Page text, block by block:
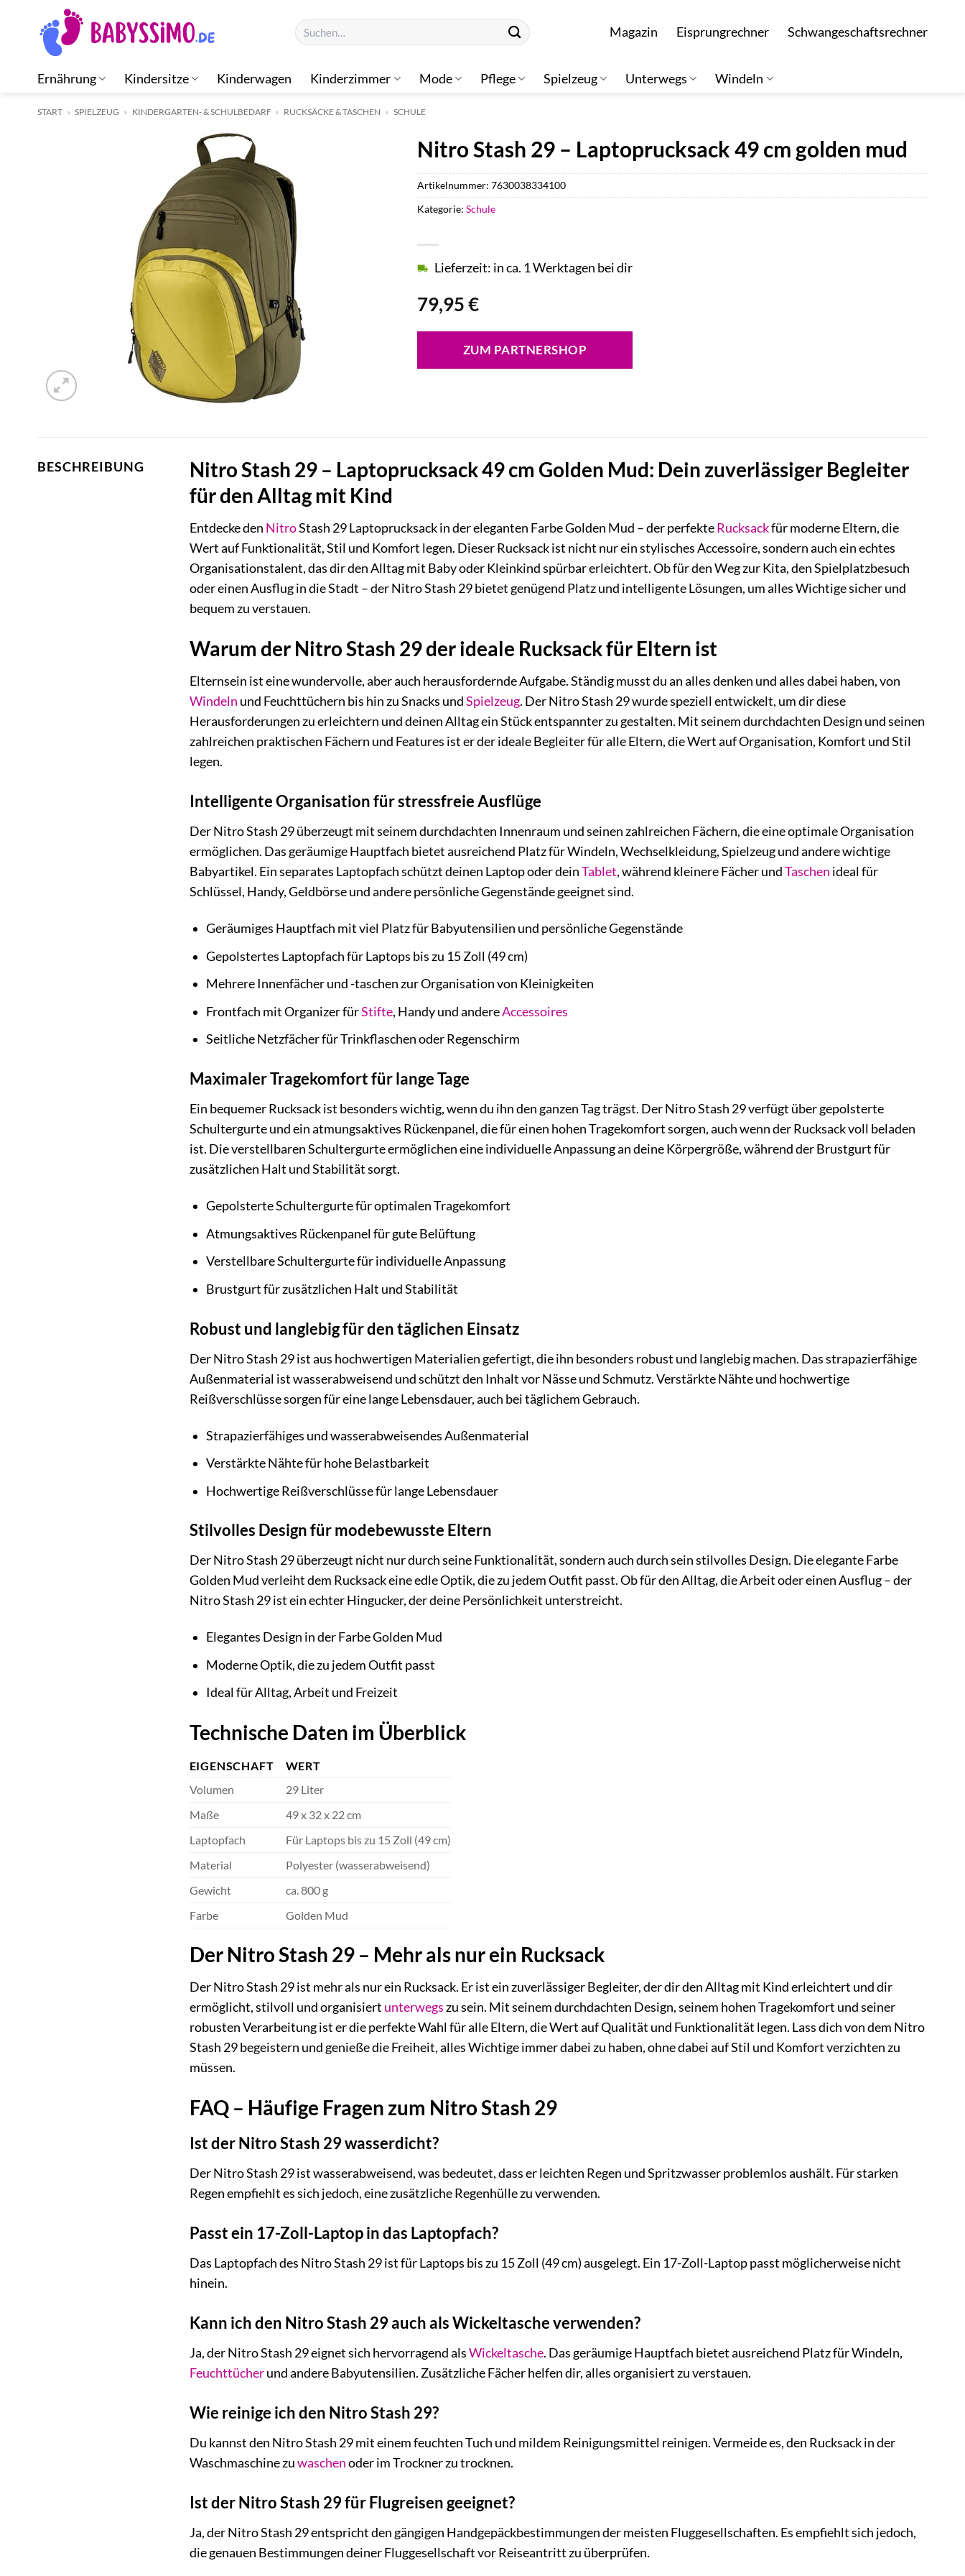
springen
Suchen
nach:
Magazin Eisprungrechner Schwangeschaftsrechner
Ernährung Kindersitze Kinderwagen Kinderzimmer Mode Pflege Spielzeug Unterwegs Windeln
START » SPIELZEUG » KINDERGARTEN- & SCHULBEDARF » RUCKSÄCKE & TASCHEN » SCHULE
Nitro Stash 29 – Laptoprucksack 49 cm golden mud
79,95€
Lieferzeit: in ca. 1 Werktagen bei dir
ZUM PARTNERSHOP
Artikelnummer:7630038334100
Kategorie:Schule
BESCHREIBUNG
Nitro Stash 29 – Laptoprucksack 49 cm Golden Mud: Dein zuverlässiger Begleiter
für den Alltag mit Kind
Entdecke den NitroStash 29 Laptoprucksack in der eleganten Farbe Golden Mud – der perfekteRucksackfür moderne Eltern, die
Wert auf Funktionalität, Stil und Komfort legen. Dieser Rucksack ist nicht nur ein stylisches Accessoire, sondern auch ein echtes
Organisationstalent, das dir den Alltag mit Baby oder Kleinkind spürbar erleichtert. Ob für den Weg zur Kita, den Spielplatzbesuch
oder einen Ausflug in die Stadt – der Nitro Stash 29 bietet genügend Platz und intelligente Lösungen, um alles Wichtige sicher und
bequem zu verstauen.
Warum der Nitro Stash 29 der ideale Rucksack für Eltern ist
Elternsein ist eine wundervolle, aber auch herausfordernde Aufgabe. Ständig musst du an alles denken und alles dabei haben, von
Windeln und Feuchttüchern bis hin zu Snacks undSpielzeug. Der Nitro Stash 29 wurde speziell entwickelt, um dir diese
Herausforderungen zu erleichtern und deinen Alltag ein Stück entspannter zu gestalten. Mit seinem durchdachten Design und seinen
zahlreichen praktischen Fächern und Features ist er der ideale Begleiter für alle Eltern, die Wert auf Organisation, Komfort und Stil
legen.
Intelligente Organisation für stressfreie Ausflüge
Der Nitro Stash 29 überzeugt mit seinem durchdachten Innenraum und seinen zahlreichen Fächern, die eine optimale Organisation
ermöglichen. Das geräumige Hauptfach bietet ausreichend Platz für Windeln, Wechselkleidung, Spielzeug und andere wichtige
Babyartikel. Ein separates Laptopfach schützt deinen Laptop oder deinTablet, während kleinere Fächer undTaschen ideal für
Schlüssel, Handy, Geldbörse und andere persönliche Gegenstände geeignet sind.
Geräumiges Hauptfach mit viel Platz für Babyutensilien und persönliche Gegenstände
Gepolstertes Laptopfach für Laptops bis zu 15 Zoll (49 cm)
Mehrere Innenfächer und -taschen zur Organisation von Kleinigkeiten
Frontfach mit Organizer fürStifte, Handy und andereAccessoires
Seitliche Netzfächer für Trinkflaschen oder Regenschirm
Maximaler Tragekomfort für lange Tage
Ein bequemer Rucksack ist besonders wichtig, wenn du ihn den ganzen Tag trägst. Der Nitro Stash 29 verfügt über gepolsterte
Schultergurte und ein atmungsaktives Rückenpanel, die für einen hohen Tragekomfort sorgen, auch wenn der Rucksack voll beladen
ist. Die verstellbaren Schultergurte ermöglichen eine individuelle Anpassung an deine Körpergröße, während der Brustgurt für
zusätzlichen Halt und Stabilität sorgt.
Gepolsterte Schultergurte für optimalen Tragekomfort
Atmungsaktives Rückenpanel für gute Belüftung
Verstellbare Schultergurte für individuelle Anpassung
Brustgurt für zusätzlichen Halt und Stabilität
Robust und langlebig für den täglichen Einsatz
Der Nitro Stash 29 ist aus hochwertigen Materialien gefertigt, die ihn besonders robust und langlebig machen. Das strapazierfähige
Außenmaterial ist wasserabweisend und schützt den Inhalt vor Nässe und Schmutz. Verstärkte Nähte und hochwertige
Reißverschlüsse sorgen für eine lange Lebensdauer, auch bei täglichem Gebrauch.
Strapazierfähiges und wasserabweisendes Außenmaterial
Verstärkte Nähte für hohe Belastbarkeit
Hochwertige Reißverschlüsse für lange Lebensdauer
Stilvolles Design für modebewusste Eltern
Der Nitro Stash 29 überzeugt nicht nur durch seine Funktionalität, sondern auch durch sein stilvolles Design. Die elegante Farbe
Golden Mud verleiht dem Rucksack eine edle Optik, die zu jedem Outfit passt. Ob für den Alltag, die Arbeit oder einen Ausflug – der
Nitro Stash 29 ist ein echter Hingucker, der deine Persönlichkeit unterstreicht.
Elegantes Design in der Farbe Golden Mud
Moderne Optik, die zu jedem Outfit passt
Ideal für Alltag, Arbeit und Freizeit
Technische Daten im Überblick
EIGENSCHAFT
WERT
Volumen
29 Liter
Maße
49 x 32 x 22 cm
Laptopfach
Für Laptops bis zu 15 Zoll (49 cm)
Material
Polyester (wasserabweisend)
Gewicht
ca. 800 g
Farbe
Golden Mud
Der Nitro Stash 29 – Mehr als nur ein Rucksack
Der Nitro Stash 29 ist mehr als nur ein Rucksack. Er ist ein zuverlässiger Begleiter, der dir den Alltag mit Kind erleichtert und dir
ermöglicht, stilvoll und organisiert unterwegszu sein. Mit seinem durchdachten Design, seinem hohen Tragekomfort und seiner
robusten Verarbeitung ist er die perfekte Wahl für alle Eltern, die Wert auf Qualität und Funktionalität legen. Lass dich von dem Nitro
Stash 29 begeistern und genieße die Freiheit, alles Wichtige immer dabei zu haben, ohne dabei auf Stil und Komfort verzichten zu
müssen.
FAQ – Häufige Fragen zum Nitro Stash 29
Ist der Nitro Stash 29 wasserdicht?
Der Nitro Stash 29 ist wasserabweisend, was bedeutet, dass er leichten Regen und Spritzwasser problemlos aushält. Für starken
Regen empfiehlt es sich jedoch, eine zusätzliche Regenhülle zu verwenden.
Passt ein 17-Zoll-Laptop in das Laptopfach?
Das Laptopfach des Nitro Stash 29 ist für Laptops bis zu 15 Zoll (49 cm) ausgelegt. Ein 17-Zoll-Laptop passt möglicherweise nicht
hinein.
Kann ich den Nitro Stash 29 auch als Wickeltasche verwenden?
Ja, der Nitro Stash 29 eignet sich hervorragend alsWickeltasche. Das geräumige Hauptfach bietet ausreichend Platz für Windeln,
Feuchttücherund andere Babyutensilien. Zusätzliche Fächer helfen dir, alles organisiert zu verstauen.
Wie reinige ich den Nitro Stash 29?
Du kannst den Nitro Stash 29 mit einem feuchten Tuch und mildem Reinigungsmittel reinigen. Vermeide es, den Rucksack in der
Waschmaschine zuwaschenoder im Trockner zu trocknen.
Ist der Nitro Stash 29 für Flugreisen geeignet?
Ja, der Nitro Stash 29 entspricht den gängigen Handgepäckbestimmungen der meisten Fluggesellschaften. Es empfiehlt sich jedoch,
die genauen Bestimmungen deiner Fluggesellschaft vor Reiseantritt zu überprüfen.